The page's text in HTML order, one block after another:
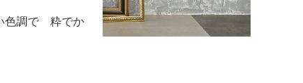
色調で 粋でか